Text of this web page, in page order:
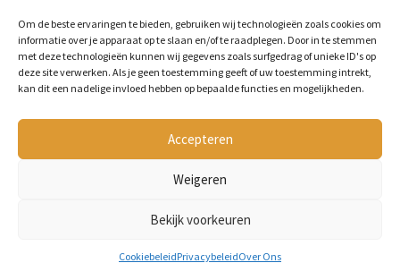
Om de beste ervaringen te bieden, gebruiken wij technologieën zoals cookies om
informatie over je apparaat op te slaan en/of te raadplegen. Door in te stemmen
met deze technologieën kunnen wij gegevens zoals surfgedrag of unieke ID's op
deze site verwerken. Als je geen toestemming geeft of uw toestemming intrekt,
kan dit een nadelige invloed hebben op bepaalde functies en mogelijkheden.
Accepteren
Weigeren
Bekijk voorkeuren
CookiebeleidPrivacybeleidOver Ons
BUITENLAND: HOE HOUD JE
REKENING MET
ONGEWENSTE DIEREN?
BY LILIAN 3 JAAR AGO
Als je op vakantie gaat naar het
buitenland, is niet alleen het cultuur en
de temperatuur anders, ook kan het zijn
dat er verschillende dieren...
Copyright © All rights reserved Petmania.nl.